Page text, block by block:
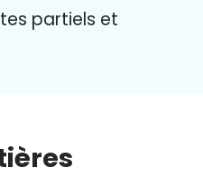
partiels et